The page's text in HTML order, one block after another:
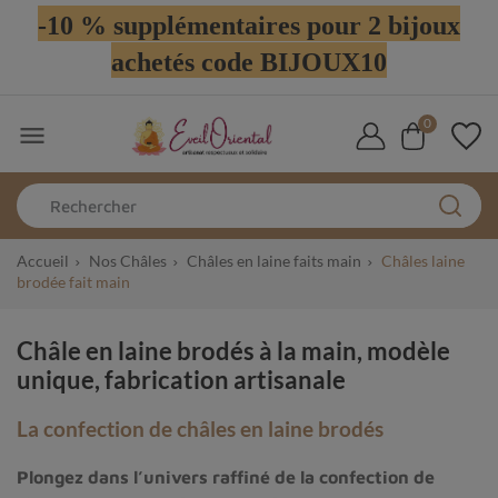
-10 % supplémentaires pour 2 bijoux
achetés code BIJOUX10
 0
Accueil Nos Châles Châles en laine faits main
Châles laine
brodée fait main
Châle en laine brodés à la main, modèle
unique, fabrication artisanale
La confection de châles en laine brodés
Plongez dans l’univers raffiné de la confection de